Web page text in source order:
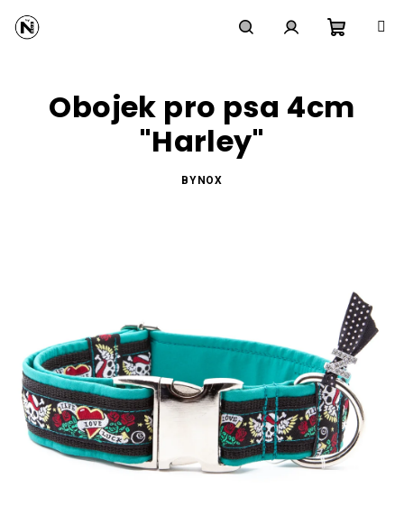
obsah
košík
Obojek pro psa 4cm
"Harley"
BYNOX